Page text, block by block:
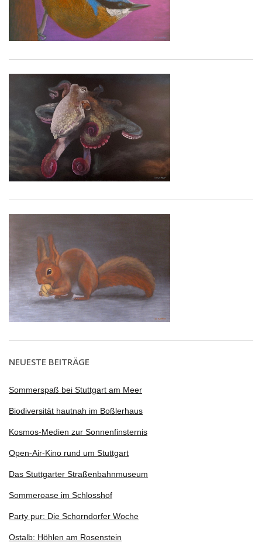
NEUESTE BEITRÄGE
Sommerspaß bei Stuttgart am Meer
Biodiversität hautnah im Boßlerhaus
Kosmos-Medien zur Sonnenfinsternis
Open-Air-Kino rund um Stuttgart
Das Stuttgarter Straßenbahnmuseum
Sommeroase im Schlosshof
Party pur: Die Schorndorfer Woche
Ostalb: Höhlen am Rosenstein